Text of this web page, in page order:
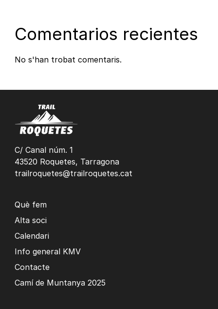
Comentarios recientes
No s'han trobat comentaris.
C/ Canal núm. 1
43520 Roquetes, Tarragona
trailroquetes@trailroquetes.cat
Què fem
Alta soci
Calendari
Info general KMV
Contacte
Camí de Muntanya 2025